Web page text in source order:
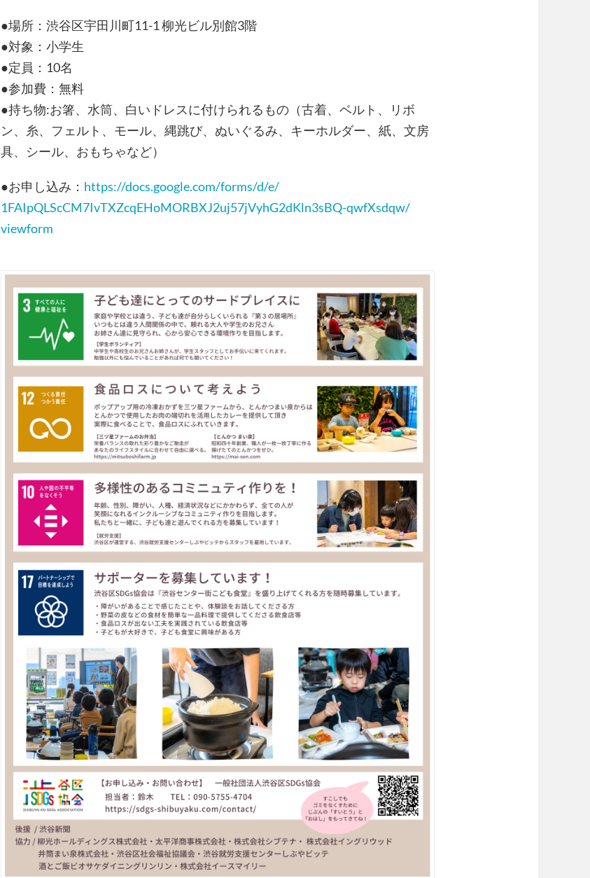
●場所：渋谷区宇田川町11-1 柳光ビル別館3階
●対象：小学生
●定員：10名
●参加費：無料
●持ち物:お箸、水筒、白いドレスに付けられるもの（古着、 ベルト、リボ
ン、糸、フェルト、モール、縄跳び、ぬいぐるみ、 キーホルダー、紙、文房
具、シール、おもちゃなど）
●お申し込み： https://docs.google.com/forms/d/e/
1FAIpQLScCM7IvTXZcqEHoMORBXJ2uj57jVyhG2dKln3sBQ-qwfXsdqw/
viewform